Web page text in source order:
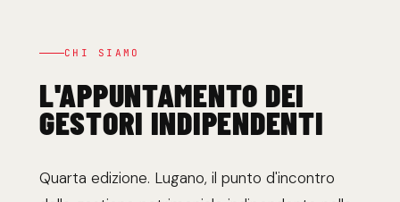
CHI SIAMO
L'APPUNTAMENTO DEI
GESTORI INDIPENDENTI
Quarta edizione. Lugano, il punto d'incontro